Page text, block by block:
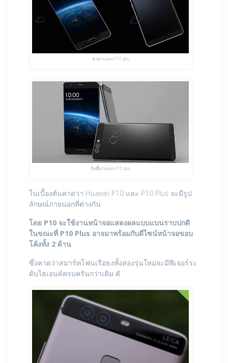
ขาย huawei P10 plus
รับซื้อ huawei P10 plus
ในเบื้องต้นคาดว่า Huawei P10 และ P10 Plus จะมีรูป
ลักษณ์ภายนอกที่ต่างกัน
โดย P10 จะใช้งานหน้าจอแสดงผลแบบแบนราบปกติ
ในขณะที่ P10 Plus อาจมาพร้อมกับดีไซน์หน้าจอขอบ
โค้งทั้ง 2 ด้าน
ซึ่งคาดว่าสมาร์ทโฟนเรือธงทั้งสองรุ่นใหม่จะมีฟีเจอร์ระ
ดับไฮเอนด์ครบครันกว่าเดิม ดั